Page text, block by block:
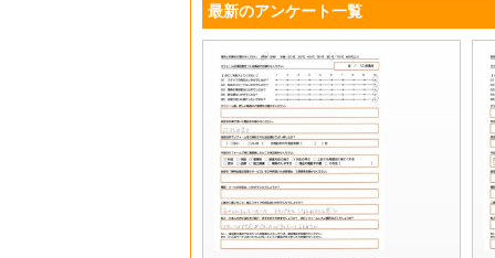
最新のアンケート一覧